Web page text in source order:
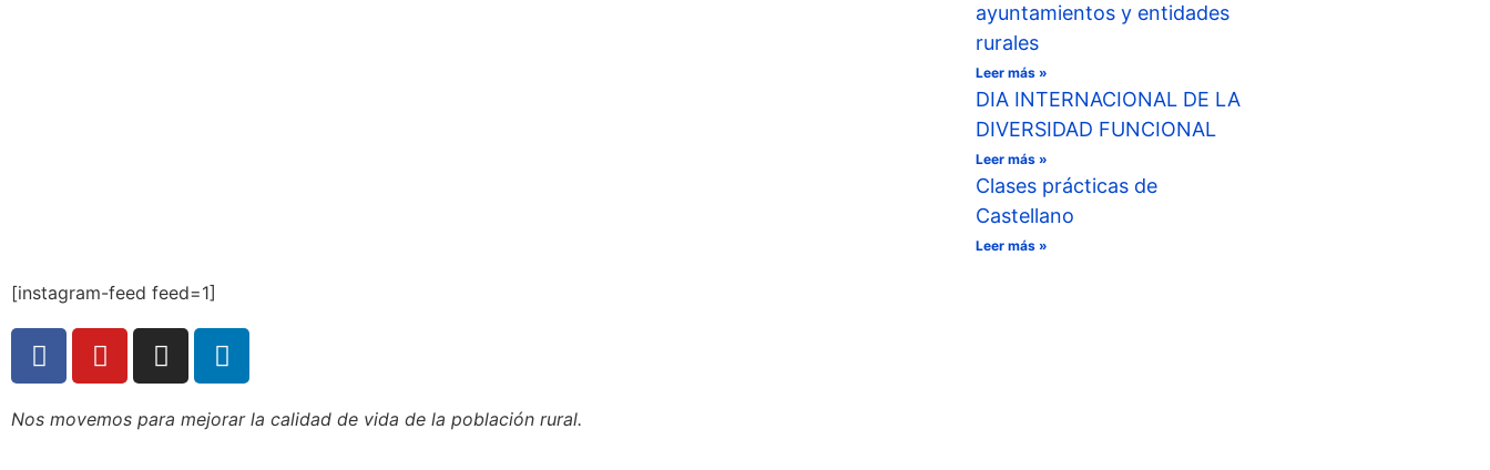
ayuntamientos y entidades
rurales
Leer más »
DIA INTERNACIONAL DE LA
DIVERSIDAD FUNCIONAL
Leer más »
Clases prácticas de
Castellano
Leer más »
[instagram-feed feed=1]
Nos movemos para mejorar la calidad de vida de la población rural.